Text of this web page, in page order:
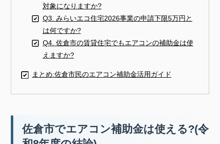
対象になりますか?
Q3. みらいエコ住宅2026事業の申請下限5万円と
は何ですか?
Q4. 佐倉市の賃貸住宅でもエアコンの補助金は使
えますか?
まとめ:佐倉市民のエアコン補助金活用ガイド
佐倉市でエアコン補助金は使える?(令